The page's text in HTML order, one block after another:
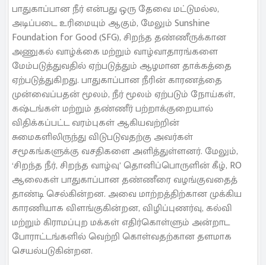
பாதுகாப்பான நீர் என்பது ஒரு தேவை மட்டுமல்ல,
அடிப்படை உரிமையும் ஆகும், மேலும் Sunshine
Foundation for Good (SFG), சிறந்த தண்ணீருக்கான
அணுகல் வாழ்க்கை மற்றும் வாழ்வாதாரங்களை
மேம்படுத்துவதில் ஏற்படுத்தும் ஆழமான தாக்கத்தை
ஏற்படுத்துகிறது. பாதுகாப்பான நீரின் காரணத்தை
முன்வைப்பதன் மூலம், நீர் மூலம் ஏற்படும் நோய்கள்,
கஷ்டங்கள் மற்றும் தண்ணீர் பற்றாக்குறையால்
விதிக்கப்பட்ட வரம்புகள் ஆகியவற்றின்
சுமைகளிலிருந்து விடுபடுவதற்கு அவர்கள்
சமூகங்களுக்கு வசதிகளை அளித்துள்ளனர். மேலும்,
‘சிறந்த நீர், சிறந்த வாழ்வு’ தொனிப்பொருளின் கீழ், RO
ஆலைகள் பாதுகாப்பான தண்ணீரை வழங்குவதைத்
தாண்டி செல்கின்றன. அவை மாற்றத்திற்கான முக்கிய
காரணியாக விளங்குகின்றன, விழிப்புணர்வு, கல்வி
மற்றும் கிராமப்புற மக்கள் எதிர்கொள்ளும் அன்றாட
போராட்டங்களில் வெற்றி கொள்வதற்கான தளமாக
செயல்படுகின்றன.